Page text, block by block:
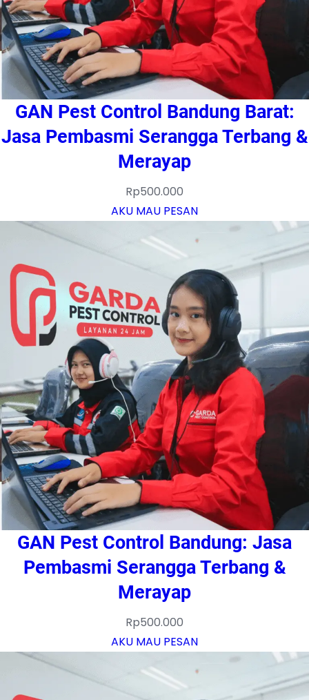
GAN Pest Control Bandung Barat:
Jasa Pembasmi Serangga Terbang &
Merayap
Rp500.000
AKU MAU PESAN
GAN Pest Control Bandung: Jasa
Pembasmi Serangga Terbang &
Merayap
Rp500.000
AKU MAU PESAN